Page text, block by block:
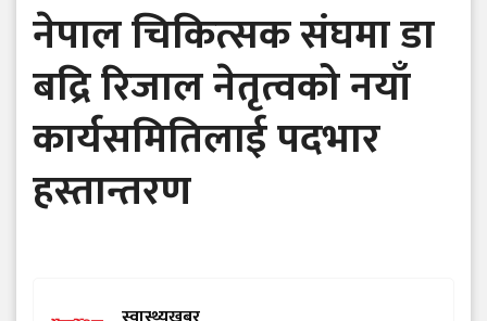
नेपाल चिकित्सक संघमा डा
बद्रि रिजाल नेतृत्वको नयाँ
कार्यसमितिलाई पदभार
हस्तान्तरण